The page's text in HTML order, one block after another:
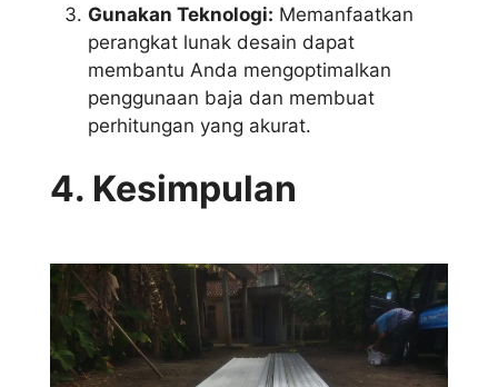
Gunakan Teknologi: Memanfaatkan
perangkat lunak desain dapat
membantu Anda mengoptimalkan
penggunaan baja dan membuat
perhitungan yang akurat.
4. Kesimpulan